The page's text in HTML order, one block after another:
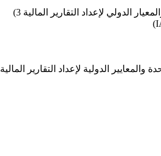
الدولية لإعداد التقارير المالية